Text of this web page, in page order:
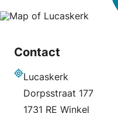
Contact
Lucaskerk
Dorpsstraat 177
1731 RE Winkel